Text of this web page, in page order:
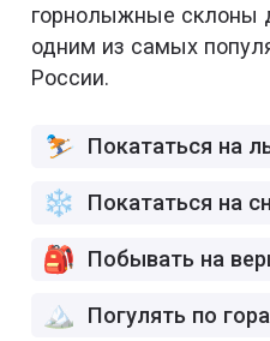
горнолыжные склоны
одним из самых
России.
Покататься на
Покататься на
Побывать на
Погулять по